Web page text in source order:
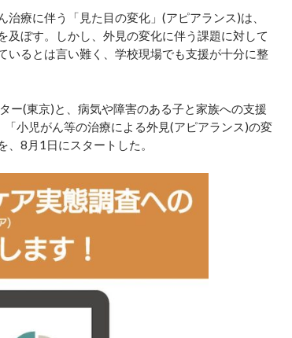
療に伴う「見た目の変化」(アピアランス)は、
ぼす。しかし、外見の変化に伴う課題に対して
いるとは言い難く、学校現場でも支援が十分に整
ー(東京)と、病気や障害のある子と家族への支援
小児がん等の治療による外見(アピアランス)の変
8月1日にスタートした。